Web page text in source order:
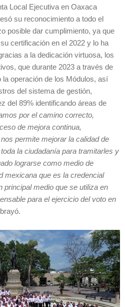
Local Ejecutiva en Oaxaca
su reconocimiento a todo el
posible dar cumplimiento, ya que
certificación en el 2022 y lo ha
a la dedicación virtuosa, los
que durante 2023 a través de
la operación de los Módulos, así
del sistema de gestión,
del 89% identificando áreas de
por el camino correcto,
de mejora continua,
permite mejorar la calidad de
la ciudadanía para tramitarles y
lograrse como medio de
mexicana que es la credencial
principal medio que se utiliza en
para el ejercicio del voto en